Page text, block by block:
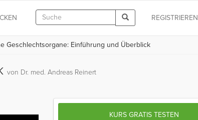
REGISTRIEREN
Geschlechtsorgane: Einführung und Überblick
von Dr. med. Andreas Reinert
KURS GRATIS TESTEN